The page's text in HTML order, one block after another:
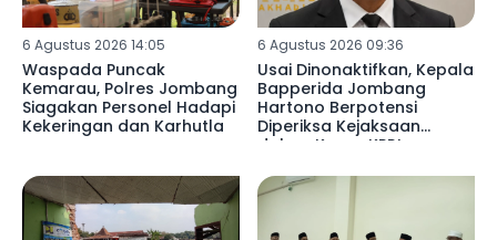
6 Agustus 2026 14:05
Waspada Puncak
Kemarau, Polres Jombang
Siagakan Personel Hadapi
Kekeringan dan Karhutla
6 Agustus 2026 09:36
Usai Dinonaktifkan, Kepala
Bapperida Jombang
Hartono Berpotensi
Diperiksa Kejaksaan
dalam Kasus KPRI